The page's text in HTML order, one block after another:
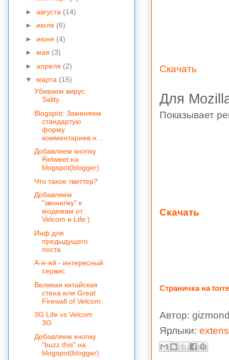
Скачать
Для
Показывает
Скачать
Страничка на
Автор:
Ярлыки:
► августа (14)
► июля (6)
► июня (4)
► мая (3)
► апреля (2)
▼ марта (15)
Убиваем вирус
Sality
Blogspot: Заменяем
стандартую
форму
комментариев н...
Добавляем кнопку
Retweet на
blogspot(blogger)
Что такое твиттер?
Добавляем
"звонилку" к
модемам от
Velcom и Life:)
Инф для
предыдущего
поста
А-я-яй - интересный
сервис
Великая китайская
стена или Great
Firewall of Velcom
3G Life vs Velcom
3G
Добавляем кнопку
"buzz this" на
blogspot(blogger)